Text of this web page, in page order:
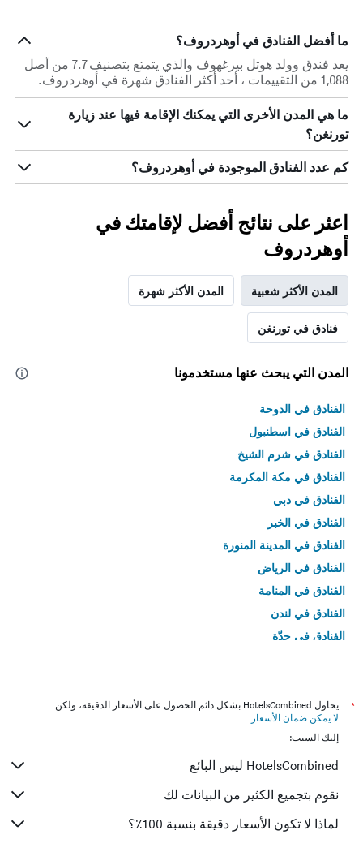
ما أفضل الفنادق في أوهردروف؟
يعد فندق وولد هوتل بيرغهوف والذي يتمتع بتصنيف 7.7 من أصل
1,088 من التقييمات ، أحد أكثر الفنادق شهرة في أوهردروف.
ما هي المدن الأخرى التي يمكنك الإقامة فيها عند زيارة
تورنغن؟
كم عدد الفنادق الموجودة في أوهردروف؟
اعثر على نتائج أفضل لإقامتك في
أوهردروف
المدن الأكثر شعبية المدن الأكثر شهرة
فنادق في تورنغن
المدن التي يبحث عنها مستخدمونا
الفنادق في الدوحة
الفنادق في اسطنبول
الفنادق في شرم الشيخ
الفنادق في مكة المكرمة
الفنادق في دبي
الفنادق في الخبر
الفنادق في المدينة المنورة
الفنادق في الرياض
الفنادق في المنامة
الفنادق في لندن
الفنادق في جدّة
*
يحاول HotelsCombined بشكل دائم الحصول على الأسعار الدقيقة، ولكن
لا يمكن ضمان الأسعار .
إليك السبب:
HotelsCombined ليس البائع
نقوم بتجميع الكثير من البيانات لك
لماذا لا تكون الأسعار دقيقة بنسبة 100٪؟